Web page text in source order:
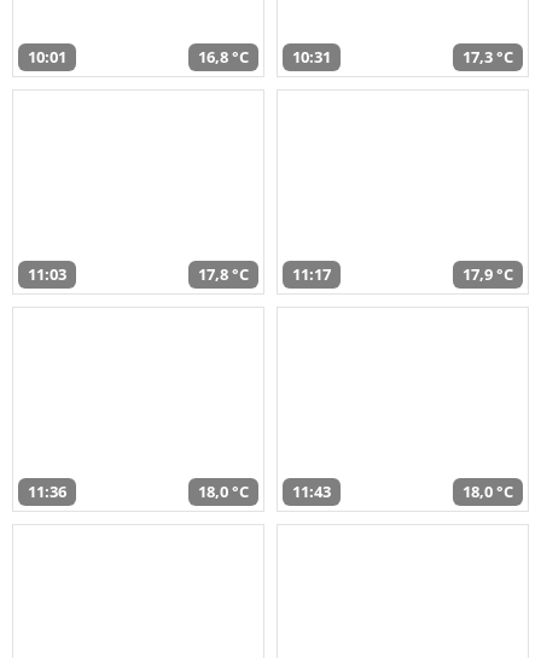
10:01 16,8 °C 10:31 17,3 °C
11:03 17,8 °C 11:17 17,9 °C
11:36 18,0 °C 11:43 18,0 °C